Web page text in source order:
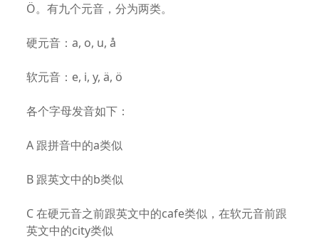
Ö。有九个元音，分为两类。
硬元音：a, o, u, å
软元音：e, i, y, ä, ö
各个字母发音如下：
A 跟拼音中的a类似
B 跟英文中的b类似
C 在硬元音之前跟英文中的cafe类似，在软元音前跟
英文中的city类似